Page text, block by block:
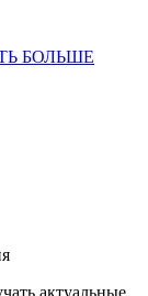
БОЛЬШЕ